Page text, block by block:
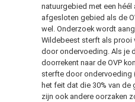
natuurgebied met een héél
afgesloten gebied als de
wel. Onderzoek wordt
Wildebeest sterft als prooi
door ondervoeding. Als je
doorrekent naar de OVP
sterfte door ondervoeding
het feit dat die 30% van
zijn ook andere oorzaken